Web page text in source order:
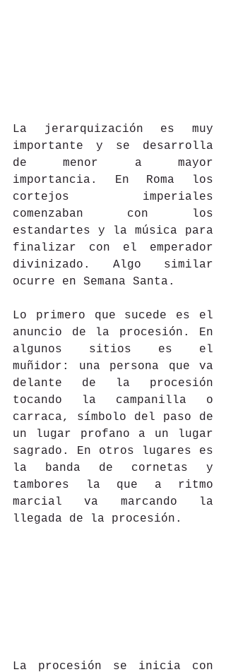
La jerarquización es muy
importante y se desarrolla
de menor a mayor
importancia. En Roma los
cortejos imperiales
comenzaban con los
estandartes y la música para
finalizar con el emperador
divinizado. Algo similar
ocurre en Semana Santa.
Lo primero que sucede es el
anuncio de la procesión. En
algunos sitios es el
muñidor: una persona que va
delante de la procesión
tocando la campanilla o
carraca, símbolo del paso de
un lugar profano a un lugar
sagrado. En otros lugares es
la banda de cornetas y
tambores la que a ritmo
marcial va marcando la
llegada de la procesión.
La procesión se inicia con